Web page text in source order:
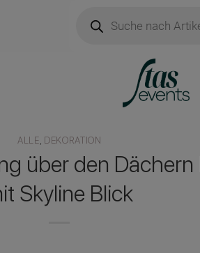
search
ALLE DEKORATION
über den
Skyline Blick